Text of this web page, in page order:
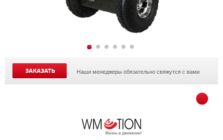
ЗАКАЗАТЬ Наши менеджеры обязательно свяжутся с вами